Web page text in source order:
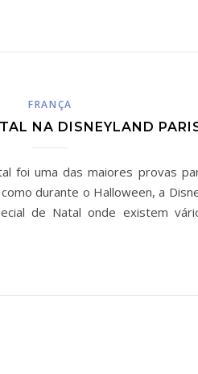
FRANÇA
NA DISNEYLAND
foi uma das maiores provas
durante o Halloween, a
de Natal onde existem